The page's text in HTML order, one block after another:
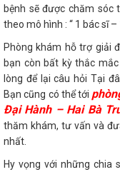
bệnh sẽ được chăm sóc
theo mô hình : “ 1 bác sĩ –
Phòng khám hỗ trợ giải
bạn còn bất kỳ thắc mắc
lòng để lại câu hỏi Tại
Bạn cũng có thể tới
Đại Hành – Hai Bà
thăm khám, tư vấn và
nhất.
Hy vọng với những chia